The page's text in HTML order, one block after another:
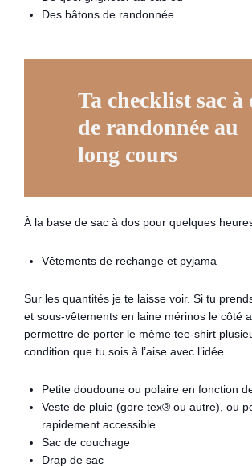
Des bâtons de randonnée
Ta checklist sac à
de randonnée au
long cours
À la base de sac à dos pour quelques
Vêtements de rechange et pyjama
Sur les quantités je te laisse voir. Si tu
et sous-vêtements en laine mérinos le côté
permettre de porter le même tee-shirt
condition que tu sois à l’aise avec l’idée.
Petite doudoune ou polaire en fonction
Veste de pluie (gore tex® ou autre), ou
rapidement accessible
Sac de couchage
Drap de sac